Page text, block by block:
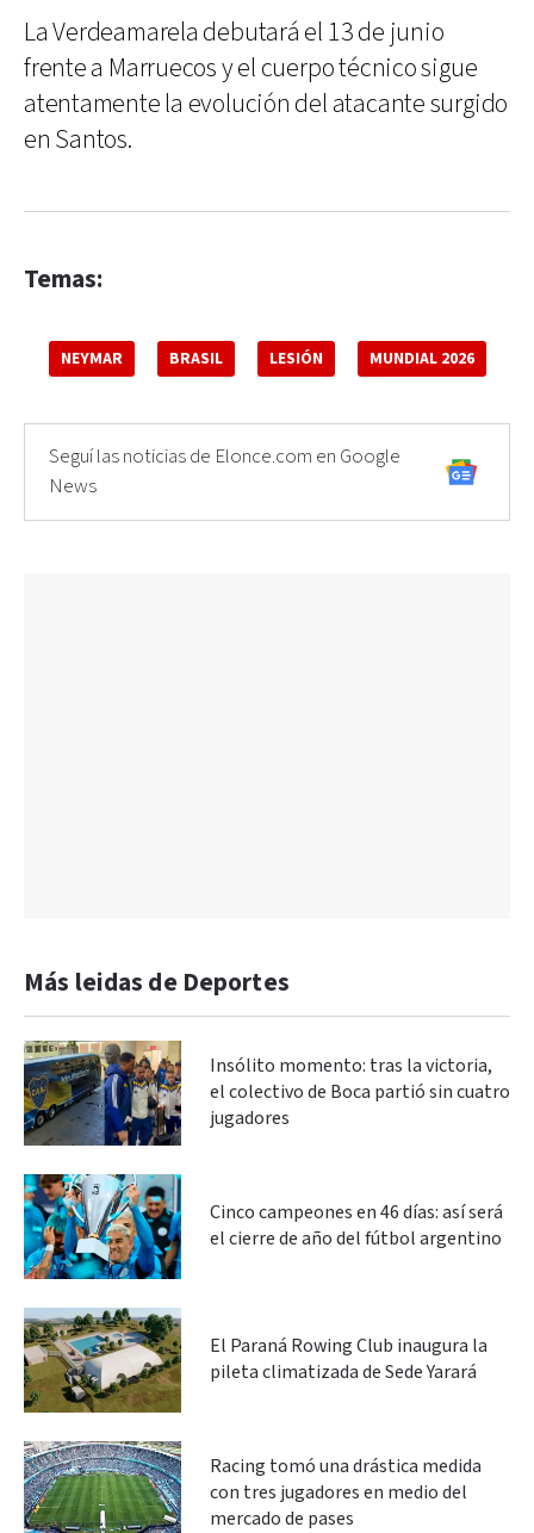
La Verdeamarela debutará el 13 de junio
frente a Marruecos y el cuerpo técnico sigue
atentamente la evolución del atacante surgido
en Santos.
Temas:
NEYMAR BRASIL LESIÓN MUNDIAL 2026
Seguí las noticias de Elonce.com en Google
News
Más leidas de Deportes
Insólito momento: tras la victoria,
el colectivo de Boca partió sin cuatro
jugadores
Cinco campeones en 46 días: así será
el cierre de año del fútbol argentino
El Paraná Rowing Club inaugura la
pileta climatizada de Sede Yarará
Racing tomó una drástica medida
con tres jugadores en medio del
mercado de pases